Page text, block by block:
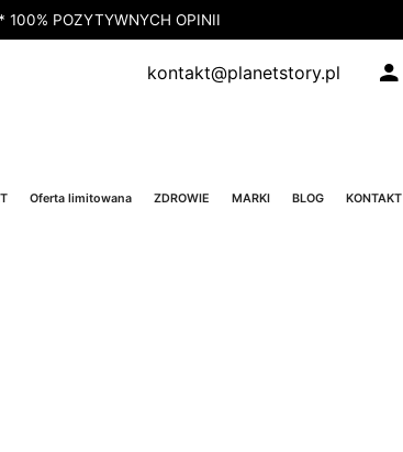
100% POZYTYWNYCH OPINII
kontakt@planetstory.pl
Oferta limitowana ZDROWIE MARKI BLOG KONTAKT